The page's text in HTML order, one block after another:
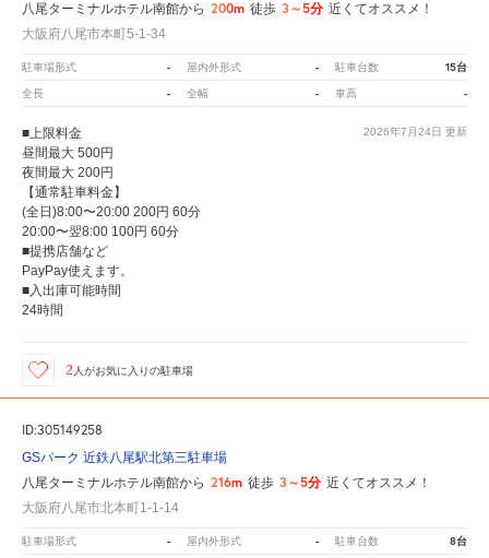
八尾ターミナルホテル南館から 200m 徒歩 3～5分 近くてオススメ！
大阪府八尾市本町5-1-34
駐車場形式 - 屋内外形式 - 駐車台数 15台
全長 - 全幅 - 車高 -
2026年7月24日 更新
■上限料金
昼間最大 500円
夜間最大 200円
【通常駐車料金】
(全日)8:00〜20:00 200円 60分
20:00〜翌8:00 100円 60分
■提携店舗など
PayPay使えます。
■入出庫可能時間
24時間
2 人がお気に入りの駐車場
ID:305149258
GSパーク 近鉄八尾駅北第三駐車場
八尾ターミナルホテル南館から 216m 徒歩 3～5分 近くてオススメ！
大阪府八尾市北本町1-1-14
駐車場形式 - 屋内外形式 - 駐車台数 8台